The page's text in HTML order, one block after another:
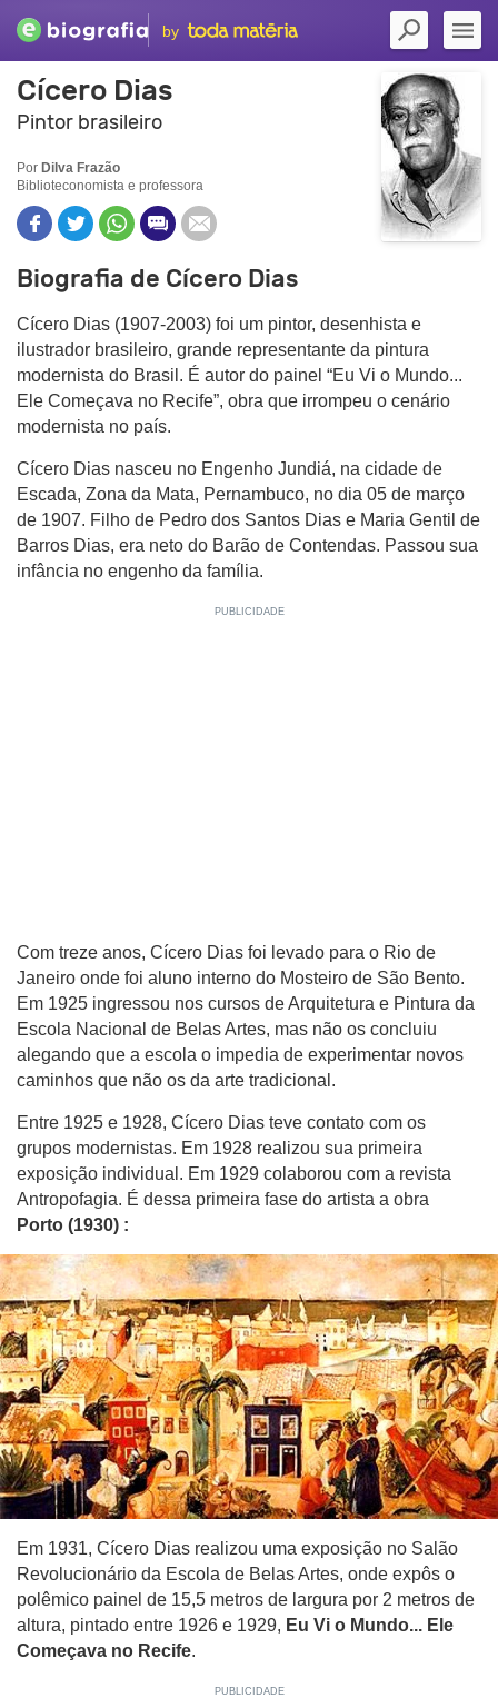
by
Cícero Dias
Pintor brasileiro
Por Dilva Frazão
Biblioteconomista e professora
Biografia de Cícero Dias
Cícero Dias (1907-2003) foi um pintor, desenhista e
ilustrador brasileiro, grande representante da pintura
modernista do Brasil. É autor do painel “Eu Vi o Mundo...
Ele Começava no Recife”, obra que irrompeu o cenário
modernista no país.
Cícero Dias nasceu no Engenho Jundiá, na cidade de
Escada, Zona da Mata, Pernambuco, no dia 05 de março
de 1907. Filho de Pedro dos Santos Dias e Maria Gentil de
Barros Dias, era neto do Barão de Contendas. Passou sua
infância no engenho da família.
Com treze anos, Cícero Dias foi levado para o Rio de
Janeiro onde foi aluno interno do Mosteiro de São Bento.
Em 1925 ingressou nos cursos de Arquitetura e Pintura da
Escola Nacional de Belas Artes, mas não os concluiu
alegando que a escola o impedia de experimentar novos
caminhos que não os da arte tradicional.
Entre 1925 e 1928, Cícero Dias teve contato com os
grupos modernistas. Em 1928 realizou sua primeira
exposição individual. Em 1929 colaborou com a revista
Antropofagia. É dessa primeira fase do artista a obra
Porto (1930) :
Em 1931, Cícero Dias realizou uma exposição no Salão
Revolucionário da Escola de Belas Artes, onde expôs o
polêmico painel de 15,5 metros de largura por 2 metros de
altura, pintado entre 1926 e 1929, Eu Vi o Mundo... Ele
Começava no Recife.